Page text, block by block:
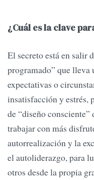
¿Cuál es la clave
El secreto está en salir
programado” que
expectativas o
insatisfacción y estrés,
de “diseño
trabajar con más
autorrealización y la
el autoliderazgo, para
otros desde la propia